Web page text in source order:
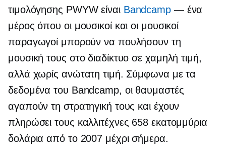
τιμολόγησης PWYW είναι Bandcamp— ένα
μέρος όπου οι μουσικοί και οι μουσικοί
παραγωγοί μπορούν να πουλήσουν τη
μουσική τους στο διαδίκτυο σε χαμηλή τιμή,
αλλά χωρίς ανώτατη τιμή. Σύμφωνα με τα
δεδομένα του Bandcamp, οι θαυμαστές
αγαπούν τη στρατηγική τους και έχουν
πληρώσει τους καλλιτέχνες 658 εκατομμύρια
δολάρια από το 2007 μέχρι σήμερα.